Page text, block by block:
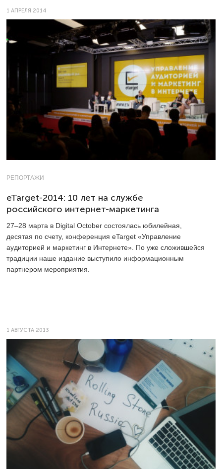
1 АПРЕЛЯ 2014
РЕПОРТАЖИ
eTarget-2014: 10 лет на службе
российского интернет-маркетинга
27–28 марта в Digital October состоялась юбилейная,
десятая по счету, конференция eTarget «Управление
аудиторией и маркетинг в Интернете». По уже сложившейся
традиции наше издание выступило информационным
партнером мероприятия.
1 АВГУСТА 2013